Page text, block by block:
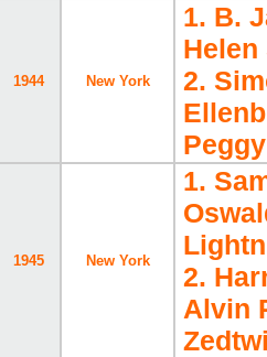
1944 New York
1. B.
Helen
2.
1945 New York
1.
2.
Alvin